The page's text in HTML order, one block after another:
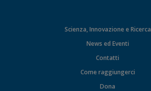
Scienza, Innovazione e Ricerca
News ed Eventi
Contatti
Come raggiungerci
Dona